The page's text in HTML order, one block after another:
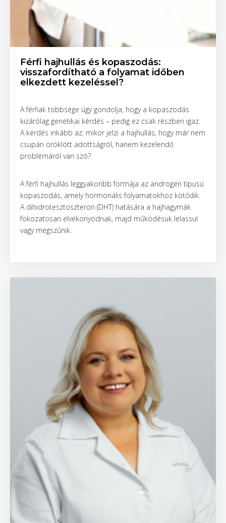
Férfi hajhullás és kopaszodás:
visszafordítható a folyamat időben
elkezdett kezeléssel?
A férfiak többsége úgy gondolja, hogy a kopaszodás
kizárólag genetikai kérdés – pedig ez csak részben igaz.
A kérdés inkább az: mikor jelzi a hajhullás, hogy már nem
csupán öröklött adottságról, hanem kezelendő
problémáról van szó?
A férfi hajhullás leggyakoribb formája az androgén típusú
kopaszodás, amely hormonális folyamatokhoz kötődik.
A dihidrotesztoszteron (DHT) hatására a hajhagymák
fokozatosan elvékonyodnak, majd működésük lelassul
vagy megszűnik.